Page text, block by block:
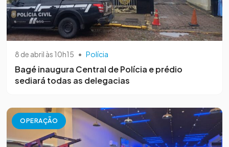
8 de abril às 10h15 • Polícia
Bagé inaugura Central de Polícia e prédio
sediará todas as delegacias
OPERAÇÃO